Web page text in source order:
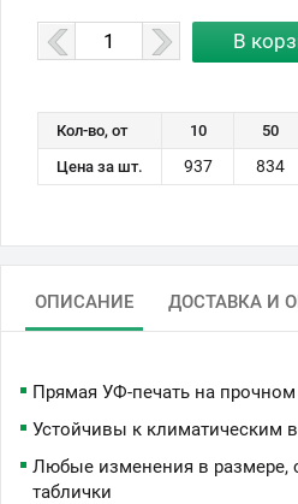
Кол-во, от 10 50
Цена за шт.
937 834
ОПИСАНИЕ ДОСТАВКА И
Прямая УФ-печать на
Устойчивы к климатическим
Любые изменения в размере,
таблички